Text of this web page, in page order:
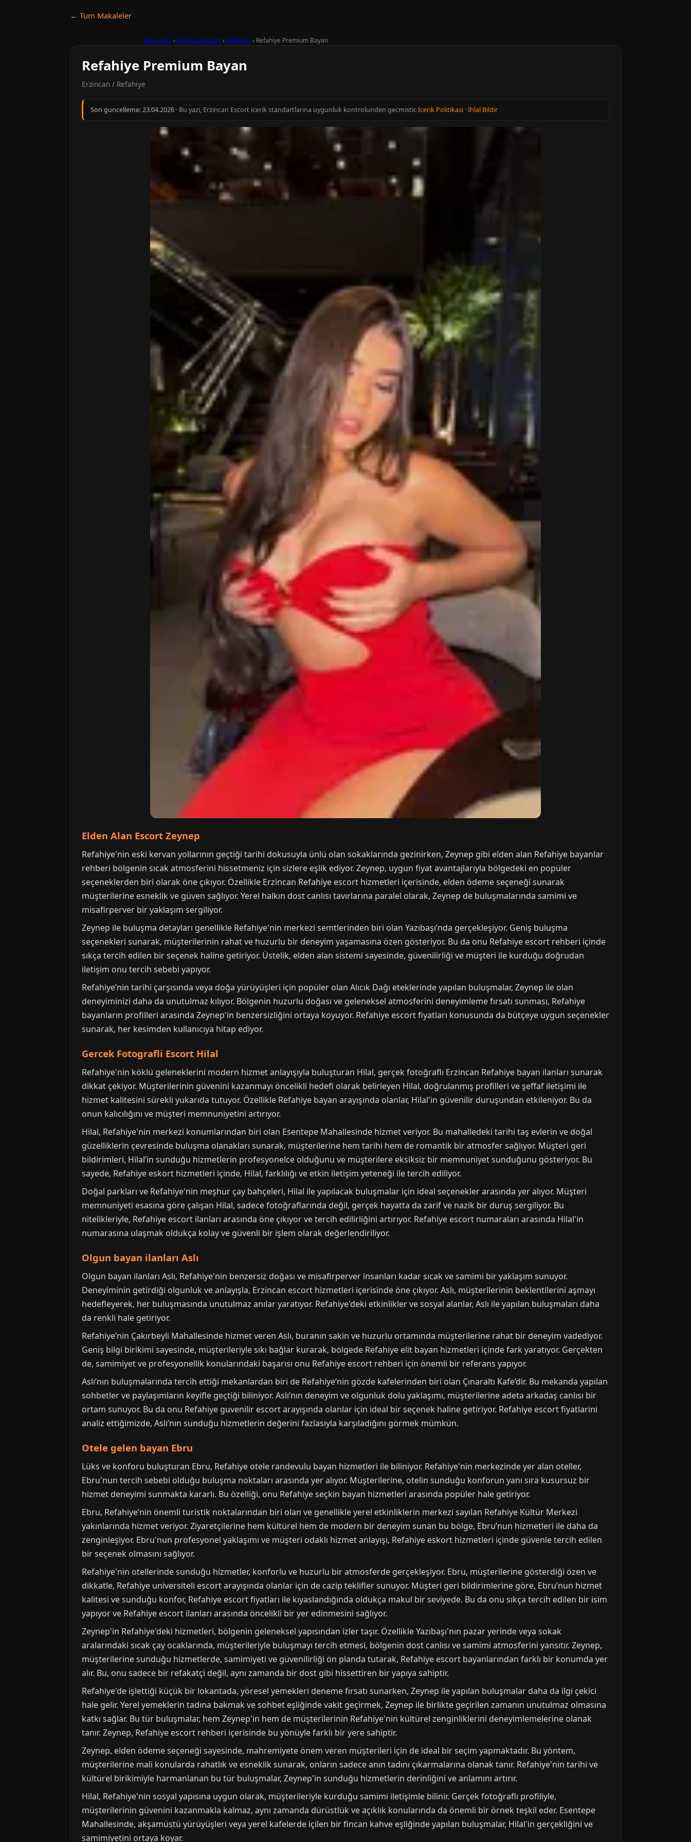
← Tum Makaleler
Ana Sayfa › Erzincan Escort› Refahiye› Refahiye Premium Bayan
Refahiye Premium Bayan
Erzincan / Refahiye
Son guncelleme:23.04.2026 · Bu yazi, Erzincan Escort icerik standartlarina uygunluk kontrolunden gecmistir.Icerik Politikasi ·Ihlal Bildir
Elden Alan Escort Zeynep
Refahiye'nin eski kervan yollarının geçtiği tarihi dokusuyla ünlü olan sokaklarında gezinirken, Zeynep gibi elden alan Refahiye bayanlar
rehberi bölgenin sıcak atmosferini hissetmeniz için sizlere eşlik ediyor. Zeynep, uygun fiyat avantajlarıyla bölgedeki en popüler
seçeneklerden biri olarak öne çıkıyor. Özellikle Erzincan Refahiye escort hizmetleri içerisinde, elden ödeme seçeneği sunarak
müşterilerine esneklik ve güven sağlıyor. Yerel halkın dost canlısı tavırlarına paralel olarak, Zeynep de buluşmalarında samimi ve
misafirperver bir yaklaşım sergiliyor.
Zeynep ile buluşma detayları genellikle Refahiye'nin merkezi semtlerinden biri olan Yazıbaşı’nda gerçekleşiyor. Geniş buluşma
seçenekleri sunarak, müşterilerinin rahat ve huzurlu bir deneyim yaşamasına özen gösteriyor. Bu da onu Refahiye escort rehberi içinde
sıkça tercih edilen bir seçenek haline getiriyor. Üstelik, elden alan sistemi sayesinde, güvenilirliği ve müşteri ile kurduğu doğrudan
iletişim onu tercih sebebi yapıyor.
Refahiye’nin tarihi çarşısında veya doğa yürüyüşleri için popüler olan Alıcık Dağı eteklerinde yapılan buluşmalar, Zeynep ile olan
deneyiminizi daha da unutulmaz kılıyor. Bölgenin huzurlu doğası ve geleneksel atmosferini deneyimleme fırsatı sunması, Refahiye
bayanların profilleri arasında Zeynep'in benzersizliğini ortaya koyuyor. Refahiye escort fiyatları konusunda da bütçeye uygun seçenekler
sunarak, her kesimden kullanıcıya hitap ediyor.
Gercek Fotografli Escort Hilal
Refahiye'nin köklü geleneklerini modern hizmet anlayışıyla buluşturan Hilal, gerçek fotoğraflı Erzincan Refahiye bayan ilanları sunarak
dikkat çekiyor. Müşterilerinin güvenini kazanmayı öncelikli hedefi olarak belirleyen Hilal, doğrulanmış profilleri ve şeffaf iletişimi ile
hizmet kalitesini sürekli yukarıda tutuyor. Özellikle Refahiye bayan arayışında olanlar, Hilal'in güvenilir duruşundan etkileniyor. Bu da
onun kalıcılığını ve müşteri memnuniyetini artırıyor.
Hilal, Refahiye'nin merkezi konumlarından biri olan Esentepe Mahallesinde hizmet veriyor. Bu mahalledeki tarihi taş evlerin ve doğal
güzelliklerin çevresinde buluşma olanakları sunarak, müşterilerine hem tarihi hem de romantik bir atmosfer sağlıyor. Müşteri geri
bildirimleri, Hilal’in sunduğu hizmetlerin profesyonelce olduğunu ve müşterilere eksiksiz bir memnuniyet sunduğunu gösteriyor. Bu
sayede, Refahiye eskort hizmetleri içinde, Hilal, farklılığı ve etkin iletişim yeteneği ile tercih ediliyor.
Doğal parkları ve Refahiye'nin meşhur çay bahçeleri, Hilal ile yapılacak buluşmalar için ideal seçenekler arasında yer alıyor. Müşteri
memnuniyeti esasına göre çalışan Hilal, sadece fotoğraflarında değil, gerçek hayatta da zarif ve nazik bir duruş sergiliyor. Bu
nitelikleriyle, Refahiye escort ilanları arasında öne çıkıyor ve tercih edilirliğini artırıyor. Refahiye escort numaraları arasında Hilal'in
numarasına ulaşmak oldukça kolay ve güvenli bir işlem olarak değerlendiriliyor.
Olgun bayan ilanları Aslı
Olgun bayan ilanları Aslı, Refahiye'nin benzersiz doğası ve misafirperver insanları kadar sıcak ve samimi bir yaklaşım sunuyor.
Deneyiminin getirdiği olgunluk ve anlayışla, Erzincan escort hizmetleri içerisinde öne çıkıyor. Aslı, müşterilerinin beklentilerini aşmayı
hedefleyerek, her buluşmasında unutulmaz anılar yaratıyor. Refahiye'deki etkinlikler ve sosyal alanlar, Aslı ile yapılan buluşmaları daha
da renkli hale getiriyor.
Refahiye’nin Çakırbeyli Mahallesinde hizmet veren Aslı, buranın sakin ve huzurlu ortamında müşterilerine rahat bir deneyim vadediyor.
Geniş bilgi birikimi sayesinde, müşterileriyle sıkı bağlar kurarak, bölgede Refahiye elit bayan hizmetleri içinde fark yaratıyor. Gerçekten
de, samimiyet ve profesyonellik konularındaki başarısı onu Refahiye escort rehberi için önemli bir referans yapıyor.
Aslı’nın buluşmalarında tercih ettiği mekanlardan biri de Refahiye’nin gözde kafelerinden biri olan Çınaraltı Kafe’dir. Bu mekanda yapılan
sohbetler ve paylaşımların keyifle geçtiği biliniyor. Aslı’nın deneyim ve olgunluk dolu yaklaşımı, müşterilerine adeta arkadaş canlısı bir
ortam sunuyor. Bu da onu Refahiye guvenilir escort arayışında olanlar için ideal bir seçenek haline getiriyor. Refahiye escort fiyatlarini
analiz ettiğimizde, Aslı’nın sunduğu hizmetlerin değerini fazlasıyla karşıladığını görmek mümkün.
Otele gelen bayan Ebru
Lüks ve konforu buluşturan Ebru, Refahiye otele randevulu bayan hizmetleri ile biliniyor. Refahiye'nin merkezinde yer alan oteller,
Ebru'nun tercih sebebi olduğu buluşma noktaları arasında yer alıyor. Müşterilerine, otelin sunduğu konforun yanı sıra kusursuz bir
hizmet deneyimi sunmakta kararlı. Bu özelliği, onu Refahiye seçkin bayan hizmetleri arasında popüler hale getiriyor.
Ebru, Refahiye’nin önemli turistik noktalarından biri olan ve genellikle yerel etkinliklerin merkezi sayılan Refahiye Kültür Merkezi
yakınlarında hizmet veriyor. Ziyaretçilerine hem kültürel hem de modern bir deneyim sunan bu bölge, Ebru’nun hizmetleri ile daha da
zenginleşiyor. Ebru'nun profesyonel yaklaşımı ve müşteri odaklı hizmet anlayışı, Refahiye eskort hizmetleri içinde güvenle tercih edilen
bir seçenek olmasını sağlıyor.
Refahiye'nin otellerinde sunduğu hizmetler, konforlu ve huzurlu bir atmosferde gerçekleşiyor. Ebru, müşterilerine gösterdiği özen ve
dikkatle, Refahiye universiteli escort arayışında olanlar için de cazip teklifler sunuyor. Müşteri geri bildirimlerine göre, Ebru’nun hizmet
kalitesi ve sunduğu konfor, Refahiye escort fiyatları ile kıyaslandığında oldukça makul bir seviyede. Bu da onu sıkça tercih edilen bir isim
yapıyor ve Refahiye escort ilanları arasında öncelikli bir yer edinmesini sağlıyor.
Zeynep'in Refahiye'deki hizmetleri, bölgenin geleneksel yapısından izler taşır. Özellikle Yazıbaşı'nın pazar yerinde veya sokak
aralarındaki sıcak çay ocaklarında, müşterileriyle buluşmayı tercih etmesi, bölgenin dost canlısı ve samimi atmosferini yansıtır. Zeynep,
müşterilerine sunduğu hizmetlerde, samimiyeti ve güvenilirliği ön planda tutarak, Refahiye escort bayanlarından farklı bir konumda yer
alır. Bu, onu sadece bir refakatçi değil, aynı zamanda bir dost gibi hissettiren bir yapıya sahiptir.
Refahiye'de işlettiği küçük bir lokantada, yöresel yemekleri deneme fırsatı sunarken, Zeynep ile yapılan buluşmalar daha da ilgi çekici
hale gelir. Yerel yemeklerin tadına bakmak ve sohbet eşliğinde vakit geçirmek, Zeynep ile birlikte geçirilen zamanın unutulmaz olmasına
katkı sağlar. Bu tür buluşmalar, hem Zeynep'in hem de müşterilerinin Refahiye'nin kültürel zenginliklerini deneyimlemelerine olanak
tanır. Zeynep, Refahiye escort rehberi içerisinde bu yönüyle farklı bir yere sahiptir.
Zeynep, elden ödeme seçeneği sayesinde, mahremiyete önem veren müşterileri için de ideal bir seçim yapmaktadır. Bu yöntem,
müşterilerine mali konularda rahatlık ve esneklik sunarak, onların sadece anın tadını çıkarmalarına olanak tanır. Refahiye'nin tarihi ve
kültürel birikimiyle harmanlanan bu tür buluşmalar, Zeynep'in sunduğu hizmetlerin derinliğini ve anlamını artırır.
Hilal, Refahiye'nin sosyal yapısına uygun olarak, müşterileriyle kurduğu samimi iletişimle bilinir. Gerçek fotoğraflı profiliyle,
müşterilerinin güvenini kazanmakla kalmaz, aynı zamanda dürüstlük ve açıklık konularında da önemli bir örnek teşkil eder. Esentepe
Mahallesinde, akşamüstü yürüyüşleri veya yerel kafelerde içilen bir fincan kahve eşliğinde yapılan buluşmalar, Hilal'in gerçekliğini ve
samimiyetini ortaya koyar.